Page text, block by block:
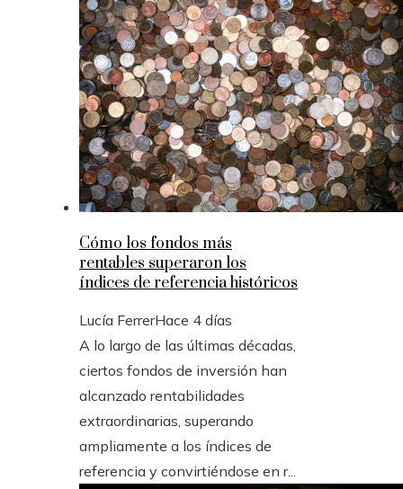
Cómo los fondos más
rentables superaron los
índices de referencia históricos
Lucía FerrerHace 4 días
A lo largo de las últimas décadas,
ciertos fondos de inversión han
alcanzado rentabilidades
extraordinarias, superando
ampliamente a los índices de
referencia y convirtiéndose en r...